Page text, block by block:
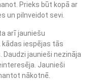
Prieks būt kopā ar
un pilnveidot sevi.
arī jauniešu
iespējas tās
jaunieši nezināja
Jaunieši
nākotnē.